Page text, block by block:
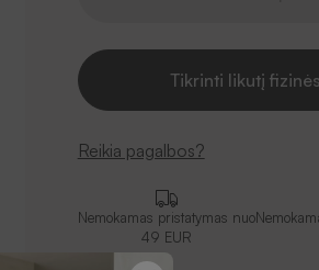
Tikrinti likutį
Reikia pagalbos?
Nemokamas pristatymas nuo
49 EUR